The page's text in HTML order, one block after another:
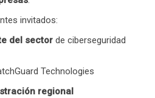
invitados:
del sector de ciberseguridad
Technologies
regional